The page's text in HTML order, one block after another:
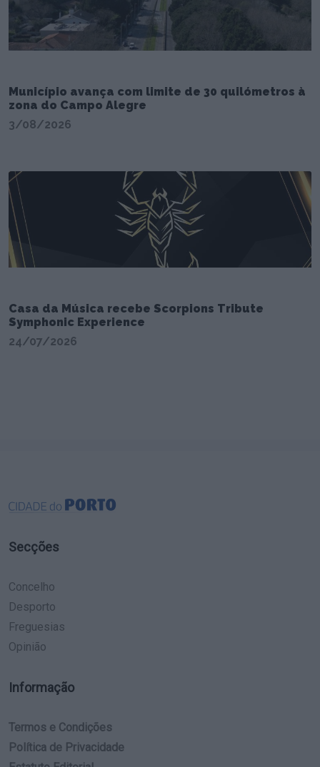
Município avança com limite de 30 quilómetros à
zona do Campo Alegre
3/08/2026
Casa da Música recebe Scorpions Tribute
Symphonic Experience
24/07/2026
Secções
Concelho
Desporto
Freguesias
Opinião
Informação
Termos e Condições
Política de Privacidade